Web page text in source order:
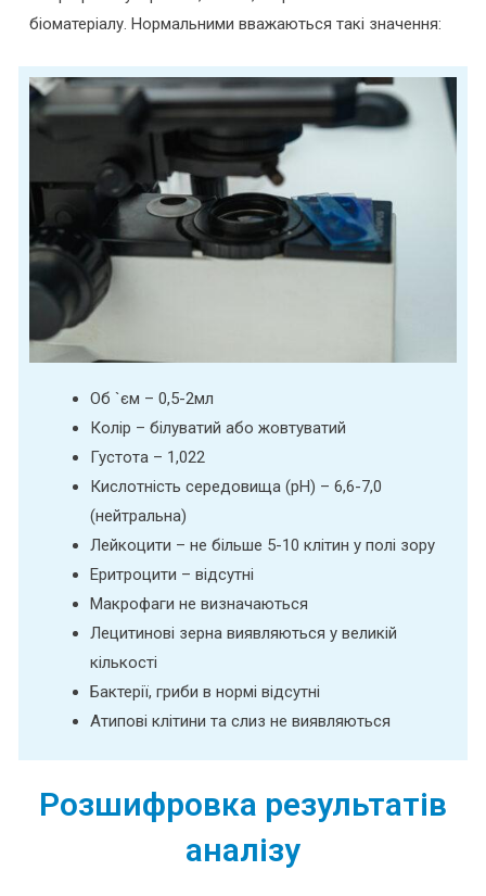
біоматеріалу. Нормальними вважаються такі значення:
Об `єм – 0,5-2мл
Колір – білуватий або жовтуватий
Густота – 1,022
Кислотність середовища (рН) – 6,6-7,0
(нейтральна)
Лейкоцити – не більше 5-10 клітин у полі зору
Еритроцити – відсутні
Макрофаги не визначаються
Лецитинові зерна виявляються у великій
кількості
Бактерії, гриби в нормі відсутні
Атипові клітини та слиз не виявляються
Розшифровка результатів
аналізу